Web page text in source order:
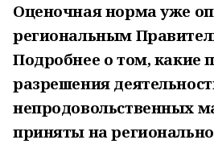
Оценочная норма уже
региональным
Подробнее о том, какие
разрешения
непродовольственных
приняты на